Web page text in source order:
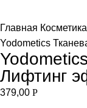
Главная Косметика
Yodometics
Лифтинг
379,00 Р